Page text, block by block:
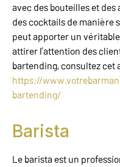
avec des bouteilles et
des cocktails de manière
peut apporter un
attirer l’attention des
bartending, consultez cet
https://
bartending/
Barista
Le barista est un